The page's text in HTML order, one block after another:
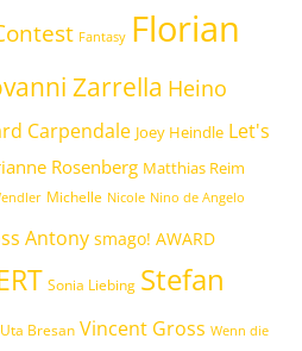
Fantasy Florian
Zarrella Heino
Carpendale Joey Heindle Let's
Rosenberg Matthias Reim
Michelle Nicole Nino de Angelo
Antony smago! AWARD
Sonia Liebing Stefan
Uta Bresan Vincent Gross Wenn die